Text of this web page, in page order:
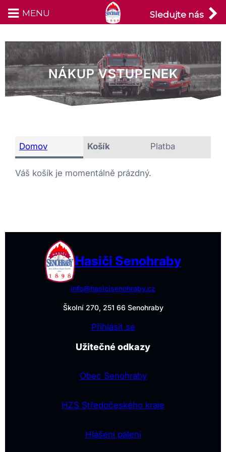
Přeskočit
na
NÁKUP VSTUPENEK
Domov Košík Platba
Váš košík je momentálně prázdný.
Hasiči Senohraby
info@hasicisenohraby.cz
Školní 270, 251 66 Senohraby
Přihlásit se
Užitečné odkazy
Obec Senohraby
HZS Středočeského kraje
Hlášení pálení
MENU Sledujte nás